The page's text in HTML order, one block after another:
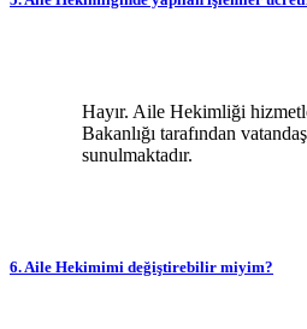
Hayır. Aile Hekimliği
Bakanlığı tarafından
sunulmaktadır.
6. Aile Hekimimi değiştirebilir miyim?